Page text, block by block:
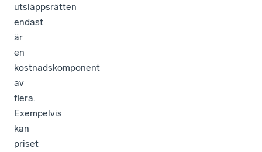
utsläppsrätten
endast
är
en
kostnadskomponent
av
flera.
Exempelvis
kan
priset